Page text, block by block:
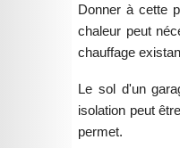
Donner à cette
chaleur peut
chauffage
Le sol d'un
isolation peut
permet.